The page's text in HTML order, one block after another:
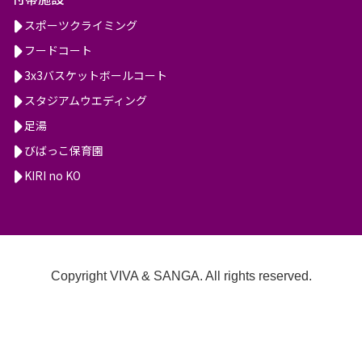
スポーツクライミング
フードコート
3x3バスケットボールコート
スタジアムウエディング
足湯
びばっこ保育園
KIRI no KO
Copyright VIVA & SANGA. All rights reserved.